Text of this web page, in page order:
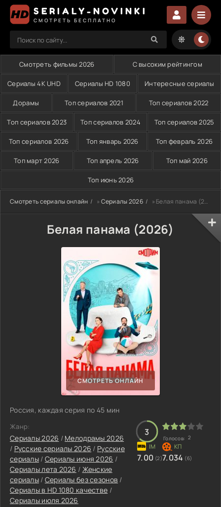
SERIALY-NOVINKI
СМОТРЕТЬ БЕСПЛАТНО
Смотреть фильмы 2026 С высоким рейтингом
Сериалы 4K UHD Сериалы HD 1080 Интересные сериалы
Дорамы Топ сериалов 2021 Топ сериалов 2022
Топ сериалов 2023 Топ сериалов 2024 Топ сериалов 2025
Топ сериалов 2026 Топ январь 2026 Топ февраль 2026
Топ март 2026 Топ апрель 2026 Топ май 2026
Топ июнь 2026
Смотреть сериалы онлайн » Сериалы 2026 » Белая панама (2026)
Белая панама (2026)
СМОТРЕТЬ ОНЛАЙН
Россия, каждая серия по 45 мин
Жанр:
Сериалы 2026 / Мелодрамы 2026
/ Русские сериалы 2026 / Русские
сериалы/ Сериалы июня 2026 /
Сериалы лета 2026 / Женские
сериалы/ Сериалы без сезонов /
Сериалы в HD 1080 качестве /
Сериалы июля 2026
3
Голосов: 2
7.00 (2)7.034 (6)